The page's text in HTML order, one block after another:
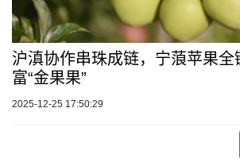
沪滇协作串珠成链，宁蒗苹果全
富“金果果”
2025-12-25 17:50:29